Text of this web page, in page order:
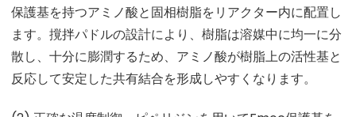
保護基を持つアミノ酸と固相樹脂をリアクター内に配置し
ます。撹拌パドルの設計により、樹脂は溶媒中に均一に分
散し、十分に膨潤するため、アミノ酸が樹脂上の活性基と
反応して安定した共有結合を形成しやすくなります。